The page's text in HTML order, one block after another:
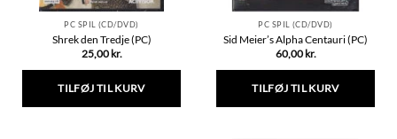
PC SPIL (CD/DVD)
Shrek den Tredje (PC)
25,00 kr.
TILFØJ TIL KURV
PC SPIL (CD/DVD)
Sid Meier’s Alpha Centauri (PC)
60,00 kr.
TILFØJ TIL KURV